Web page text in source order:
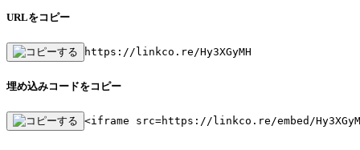
URLをコピー
https://linkco.re/Hy3XGyMH
埋め込みコードをコピー
<iframe src=https://linkco.re/embed/